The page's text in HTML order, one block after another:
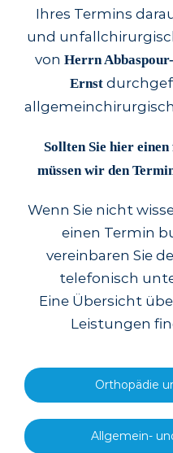
Ihres Termins
und
von Herrn
Ernst
Sollten Sie hier
müssen wir den
Wenn Sie nicht
einen Termin
vereinbaren Sie
telefonisch
Eine Übersicht
Leistungen
Orthopädie
Allgemein-